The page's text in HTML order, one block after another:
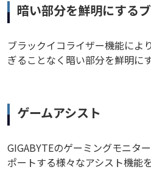
暗い部分を鮮明にする
ブラックイコライザー機能によ
ぎることなく暗い部分を鮮明に
ゲームアシスト
GIGABYTEのゲーミングモニタ
ポートする様々なアシスト機能